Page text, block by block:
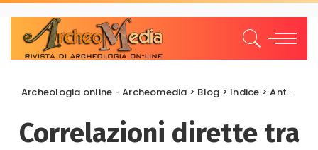
Archeologia online - Archeomedia > Blog > Indice >Antropologia
Correlazioni dirette tra